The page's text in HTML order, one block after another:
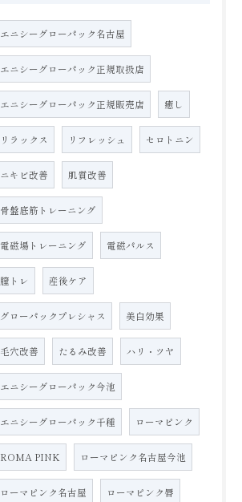
エニシーグローパック名古屋
エニシーグローパック正規取扱店
エニシーグローパック正規販売店 癒し
リラックス リフレッシュ セロトニン
ニキビ改善 肌質改善
骨盤底筋トレーニング
電磁場トレーニング 電磁パルス
膣トレ 産後ケア
グローパックプレシャス 美白効果
毛穴改善 たるみ改善 ハリ・ツヤ
エニシーグローパック今池
エニシーグローパック千種 ローマピンク
ROMA PINK ローマピンク名古屋今池
ローマピンク名古屋 ローマピンク唇